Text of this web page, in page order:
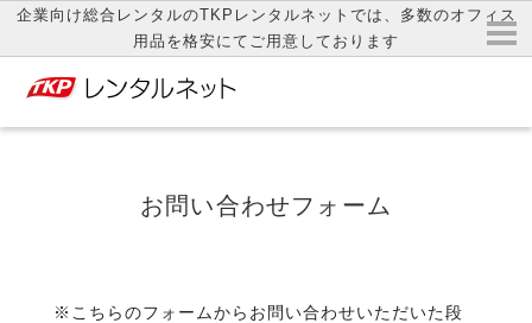
企業向け総合レンタルのTKPレンタルネットでは、多数のオフィス
用品を格安にてご用意しております
お問い合わせフォーム
※こちらのフォームからお問い合わせいただいた段